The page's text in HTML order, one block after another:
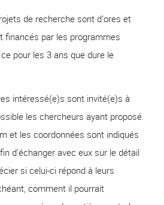
de recherche sont d’ores et
financés par les programmes
pour les 3 ans que dure le
intéressé(e)s sont invité(e)s à
les chercheurs ayant proposé
et les coordonnées sont indiqués
d’échanger avec eux sur le détail
si celui-ci répond à leurs
comment il pourrait